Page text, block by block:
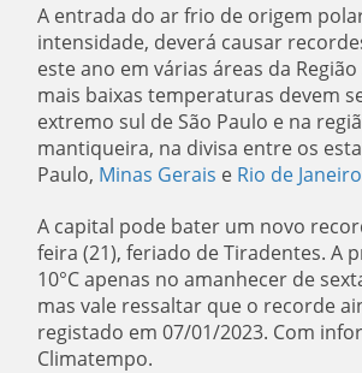
A entrada do ar frio de origem
intensidade, deverá causar
este ano em várias áreas da Região
mais baixas temperaturas devem
extremo sul de São Paulo e na
mantiqueira, na divisa entre os
Paulo, Minas Gerais e Rio de Janeiro
A capital pode bater um novo
feira (21), feriado de Tiradentes. A
10°C apenas no amanhecer de
mas vale ressaltar que o recorde
registado em 07/01/2023. Com
Climatempo.